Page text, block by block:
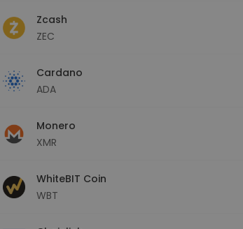
Zcash
ZEC
Cardano
ADA
Monero
XMR
WhiteBIT Coin
WBT